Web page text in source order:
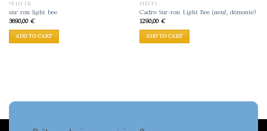
VELO FR
sur ron light bee
3690,00 €
ADD TO CART
PIÈCES
Cadre Sur-ron Light Bee (neuf, démonté)
1290,00 €
ADD TO CART